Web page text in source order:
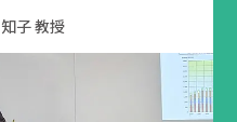
子 教授